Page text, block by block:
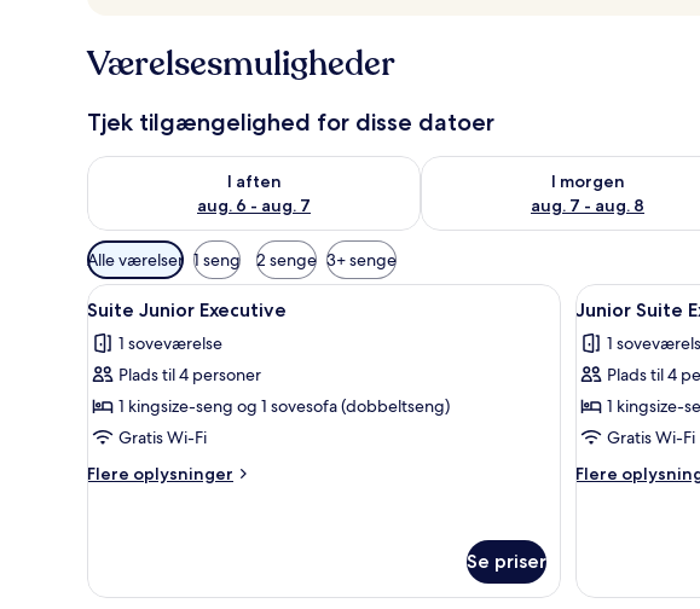
Værelsesmuligheder
Tjek tilgængelighed for disse datoer
I aften
aug. 6 - aug. 7
Tjek tilgængelighed for i aften aug. 6 - aug. 7
I morgen
aug. 7 - aug. 8
Tjek tilgængelighed for i
Tilgængelige
filtre
for
værelser
Alle værelser 1 seng 2 senge 3+ senge
Indlæs
alle
billeder
af
Suite
Junior
Executive
Et hotelværelse med en seng, et natbord med
13
Suite Junior Executive
1 soveværelse
Plads til 4 personer
1 kingsize-seng og 1 sovesofa (dobbeltseng)
Gratis Wi-Fi
Flere oplysninger
Flere
Executive
Se priser
Indlæs
alle
billeder
af
Junior
Suite
Executive
Duplex
10
Junior Suite
1
Plads til 4
1 kingsize-
Gratis Wi-Fi
Flere
Flere
Executive
Duplex